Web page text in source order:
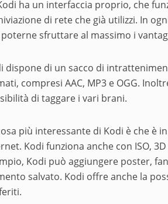
ha un interfaccia proprio, che
di rete che già utilizzi. In
sfruttare al massimo i
dispone di un sacco di
compresi AAC, MP3 e OGG.
di taggare i vari brani.
più interessante di Kodi è che è
Kodi funziona anche con ISO,
Kodi può aggiungere poster,
salvato. Kodi offre anche la